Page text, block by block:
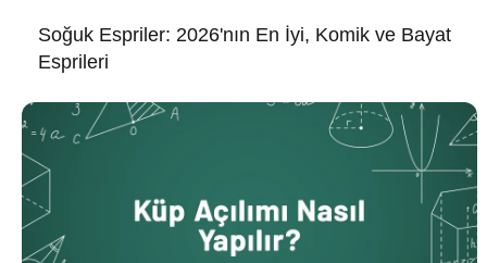
Soğuk Espriler: 2026'nın En İyi, Komik ve Bayat
Esprileri